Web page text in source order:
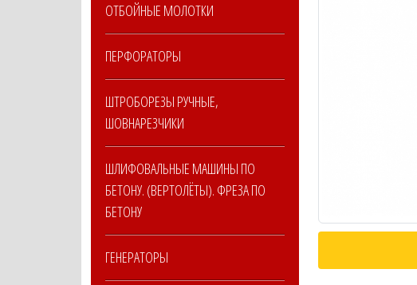
ОТБОЙНЫЕ МОЛОТКИ
ПЕРФОРАТОРЫ
ШТРОБОРЕЗЫ РУЧНЫЕ,
ШОВНАРЕЗЧИКИ
ШЛИФОВАЛЬНЫЕ МАШИНЫ ПО
БЕТОНУ. (ВЕРТОЛЁТЫ). ФРЕЗА ПО
БЕТОНУ
ГЕНЕРАТОРЫ